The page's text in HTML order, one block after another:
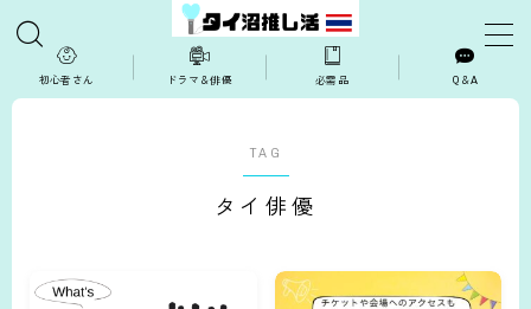
MENU
推し活コラム
初心者さん ドラマ＆俳優 必需品 Q＆A
TAG
タイ俳優